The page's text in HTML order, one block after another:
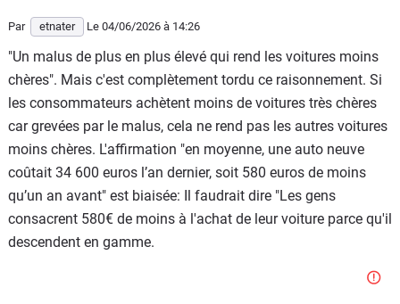
qu'ils t'en laissent un
Par etnater Le 04/06/2026 à 14:26
"Un malus de plus en plus élevé qui rend les voitures moins
chères". Mais c'est complètement tordu ce raisonnement. Si
les consommateurs achètent moins de voitures très chères
car grevées par le malus, cela ne rend pas les autres voitures
moins chères. L'affirmation "en moyenne, une auto neuve
coûtait 34 600 euros l’an dernier, soit 580 euros de moins
qu’un an avant" est biaisée: Il faudrait dire "Les gens
consacrent 580€ de moins à l'achat de leur voiture parce qu'il
descendent en gamme.